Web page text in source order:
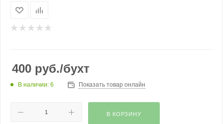
400 руб./бухт
В наличии: 6 Показать товар онлайн
В КОРЗИНУ